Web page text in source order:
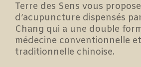
Terre des Sens vous
d’acupuncture dispensés
Chang qui a une double
médecine conventionnelle
traditionnelle chinoise.